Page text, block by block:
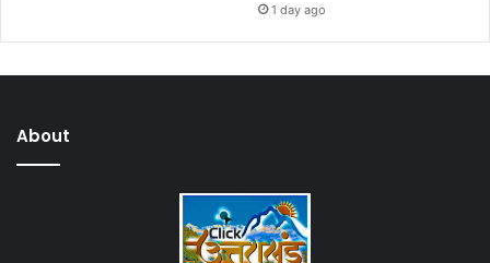
1 day ago
About